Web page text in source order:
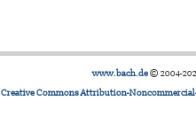
www.bach.de© 2004-
Creative Commons Attribution-